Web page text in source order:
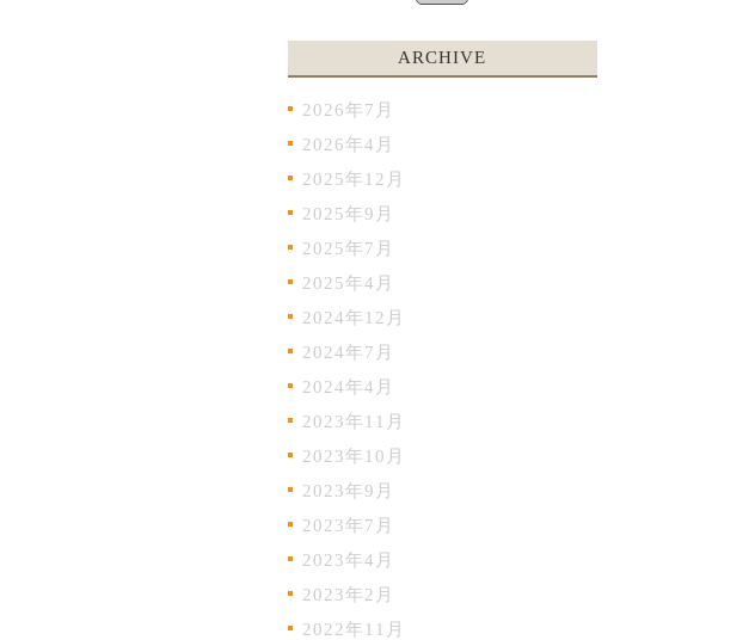
ARCHIVE
2026年7月
2026年4月
2025年12月
2025年9月
2025年7月
2025年4月
2024年12月
2024年7月
2024年4月
2023年11月
2023年10月
2023年9月
2023年7月
2023年4月
2023年2月
2022年11月